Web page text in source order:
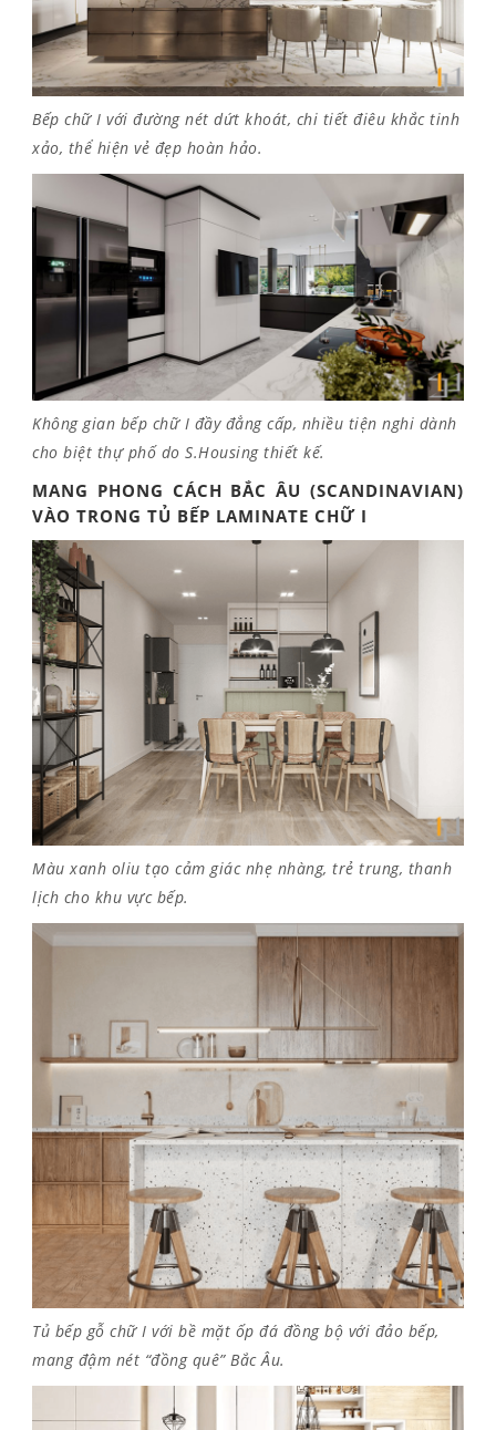
Bếp chữ I với đường nét dứt khoát, chi tiết điêu khắc tinh
xảo, thể hiện vẻ đẹp hoàn hảo.
Không gian bếp chữ I đầy đẳng cấp, nhiều tiện nghi dành
cho biệt thự phố do S.Housing thiết kế.
MANG PHONG CÁCH BẮC ÂU (SCANDINAVIAN)
VÀO TRONG TỦ BẾP LAMINATE CHỮ I
Màu xanh oliu tạo cảm giác nhẹ nhàng, trẻ trung, thanh
lịch cho khu vực bếp.
Tủ bếp gỗ chữ I với bề mặt ốp đá đồng bộ với đảo bếp,
mang đậm nét “đồng quê” Bắc Âu.